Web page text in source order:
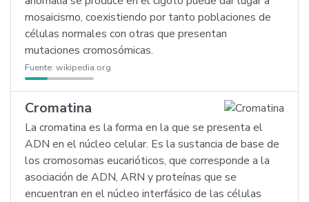
mosaicismo, coexistiendo por tanto poblaciones de
células normales con otras que presentan
mutaciones cromosómicas.
Fuente: wikipedia.org
Cromatina
La cromatina es la forma en la que se presenta el
ADN en el núcleo celular. Es la sustancia de base de
los cromosomas eucarióticos, que corresponde a la
asociación de ADN, ARN y proteínas que se
encuentran en el núcleo interfásico de las células